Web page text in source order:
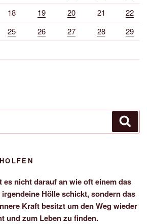
18 19 20 21
22
25 26 27 28
29
es nicht darauf an wie oft einem das
Hölle schickt, sondern das
Kraft besitzt um den Weg wieder
und zum Leben zu finden.